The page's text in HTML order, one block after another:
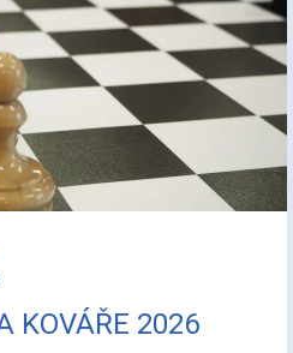
KOVÁŘE 2026